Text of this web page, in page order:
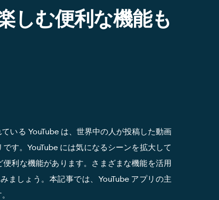
しむ便利な機能も
いる YouTube は、世界中の人が投稿した動画
す。YouTube には気になるシーンを拡大して
利な機能があります。さまざまな機能を活用
ましょう。本記事では、YouTube アプリの主